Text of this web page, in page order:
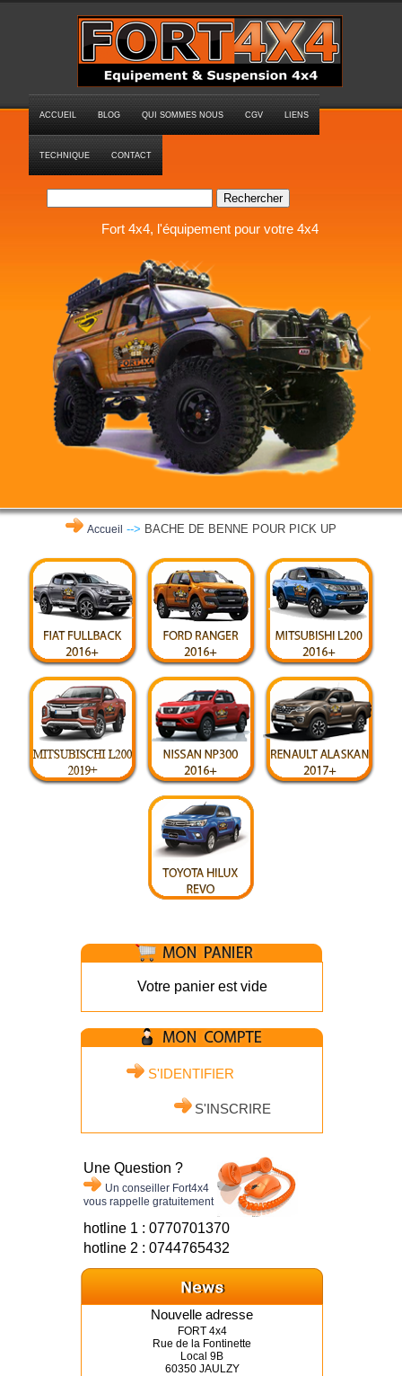
ACCUEIL BLOG QUI SOMMES NOUS CGV LIENS
TECHNIQUE CONTACT
Rechercher
Fort 4x4, l'équipement pour votre 4x4
Accueil --> BACHE DE BENNE POUR PICK UP
Votre panier est vide
S'IDENTIFIER
S'INSCRIRE
Une Question ?
Un conseiller Fort4x4
vous rappelle gratuitement
hotline 1 : 0770701370
hotline 2 : 0744765432
Nouvelle adresse
FORT 4x4
Rue de la Fontinette
Local 9B
60350 JAULZY